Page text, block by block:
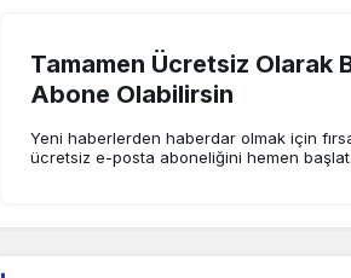
Tamamen Ücretsiz Olarak
Abone Olabilirsin
Yeni haberlerden haberdar olmak için
ücretsiz e-posta aboneliğini hemen başlat.